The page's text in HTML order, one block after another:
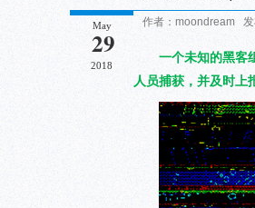
May
29
2018
作者：moondream
一个未知的黑客
人员捕获，并及时上